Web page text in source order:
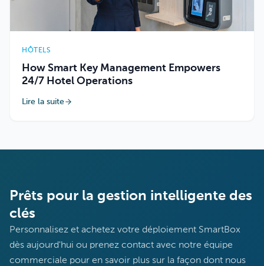
HÔTELS
How Smart Key Management Empowers
24/7 Hotel Operations
Lire la suite
Prêts pour la gestion intelligente des
clés
Personnalisez et achetez votre déploiement SmartBox
dès aujourd'hui ou prenez contact avec notre équipe
commerciale pour en savoir plus sur la façon dont nous